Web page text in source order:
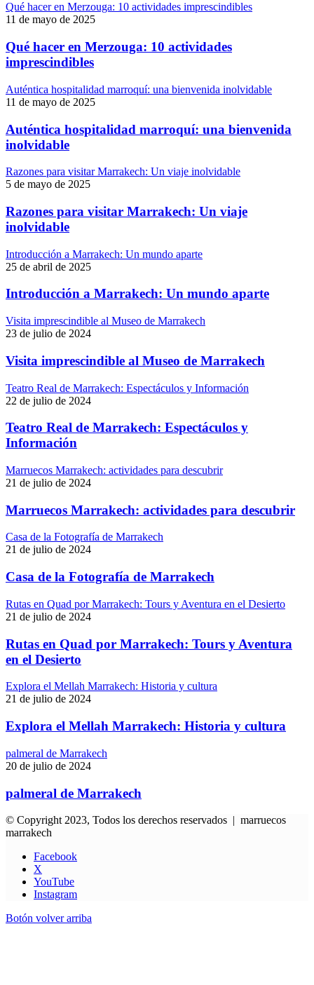
Qué hacer en Merzouga: 10 actividades imprescindibles
11 de mayo de 2025
Qué hacer en Merzouga: 10 actividades
imprescindibles
Auténtica hospitalidad marroquí: una bienvenida inolvidable
11 de mayo de 2025
Auténtica hospitalidad marroquí: una bienvenida
inolvidable
Razones para visitar Marrakech: Un viaje inolvidable
5 de mayo de 2025
Razones para visitar Marrakech: Un viaje
inolvidable
Introducción a Marrakech: Un mundo aparte
25 de abril de 2025
Introducción a Marrakech: Un mundo aparte
Visita imprescindible al Museo de Marrakech
23 de julio de 2024
Visita imprescindible al Museo de Marrakech
Teatro Real de Marrakech: Espectáculos y Información
22 de julio de 2024
Teatro Real de Marrakech: Espectáculos y
Información
Marruecos Marrakech: actividades para descubrir
21 de julio de 2024
Marruecos Marrakech: actividades para descubrir
Casa de la Fotografía de Marrakech
21 de julio de 2024
Casa de la Fotografía de Marrakech
Rutas en Quad por Marrakech: Tours y Aventura en el Desierto
21 de julio de 2024
Rutas en Quad por Marrakech: Tours y Aventura
en el Desierto
Explora el Mellah Marrakech: Historia y cultura
21 de julio de 2024
Explora el Mellah Marrakech: Historia y cultura
palmeral de Marrakech
20 de julio de 2024
palmeral de Marrakech
© Copyright 2023, Todos los derechos reservados | marruecos
marrakech
Facebook
X
YouTube
Instagram
Botón volver arriba